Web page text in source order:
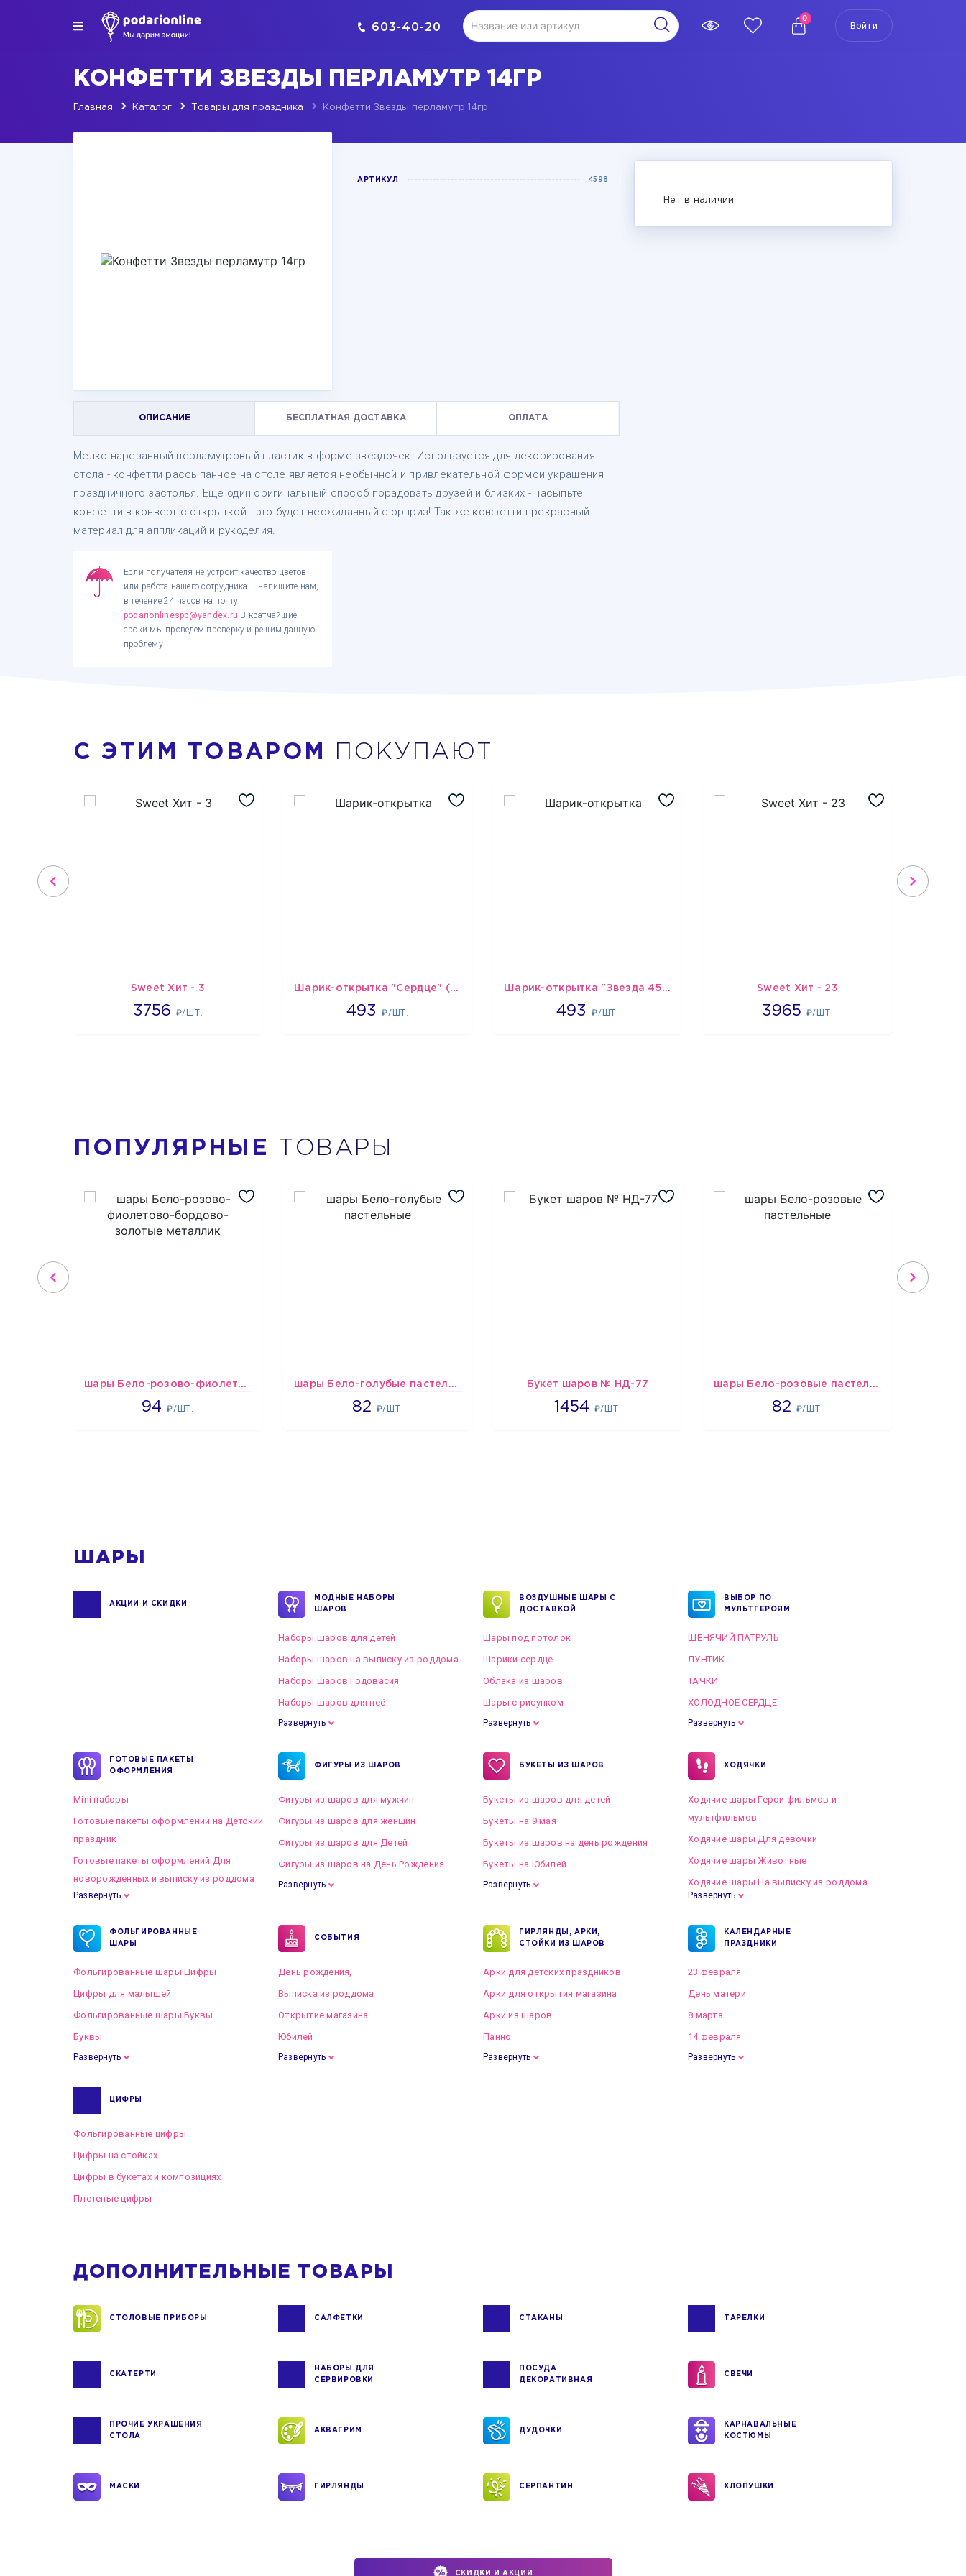
603-40-20
0
Войти
КОНФЕТТИ ЗВЕЗДЫ ПЕРЛАМУТР 14ГР
Главная Каталог Товары для праздника Конфетти Звезды перламутр 14гр
АРТИКУЛ 4598
ОПИСАНИЕ БЕСПЛАТНАЯ ДОСТАВКА ОПЛАТА
Мелко нарезанный перламутровый пластик в форме звездочек. Используется для декорирования
стола - конфетти рассыпанное на столе является необычной и привлекательной формой украшения
праздничного застолья. Еще один оригинальный способ порадовать друзей и близких - насыпьте
конфетти в конверт с открыткой - это будет неожиданный сюрприз! Так же конфетти прекрасный
материал для аппликаций и рукоделия.
Если получателя не устроит качество цветов
или работа нашего сотрудника – напишите нам,
в течение 24 часов на почту:
podarionlinespb@yandex.ru.В кратчайшие
сроки мы проведем проверку и решим данную
проблему
Нет в наличии
С ЭТИМ ТОВАРОМ ПОКУПАЮТ
Sweet Хит - 3
3756 ₽/ШТ.
3756 Шарик-открытка "Сердце" (45 см) - 2
493₽/ШТ.
493 Шарик-открытка "Звезда 45 см" №1
493₽/ШТ.
493 Sweet Хит - 23
3965 ₽/ШТ.
3965
ПОПУЛЯРНЫЕ ТОВАРЫ
шары Бело-розово-фиолетово-бордово-золотые металлик
94₽/ШТ.
1697 шары Бело-голубые пастельные
82 ₽/ШТ.
1637 Букет шаров № НД-77
1454 ₽/ШТ.
1454 шары Бело-розовые пастельные
82 ₽/ШТ.
1637
ШАРЫ
АКЦИИ И СКИДКИ
МОДНЫЕ НАБОРЫ
ШАРОВ
Наборы шаров для детей
Наборы шаров на выписку из роддома
Наборы шаров Годовасия
Наборы шаров для неё
Развернуть
ВОЗДУШНЫЕ ШАРЫ С
ДОСТАВКОЙ
Шары под потолок
Шарики сердце
Облака из шаров
Шары с рисунком
Развернуть
ВЫБОР ПО
МУЛЬТГЕРОЯМ
ЩЕНЯЧИЙ ПАТРУЛЬ
ЛУНТИК
ТАЧКИ
ХОЛОДНОЕ СЕРДЦЕ
Развернуть
ГОТОВЫЕ ПАКЕТЫ
ОФОРМЛЕНИЯ
Mini наборы
Готовые пакеты оформлений на Детский
праздник
Готовые пакеты оформлений Для
новорожденных и выписку из роддома
Готовые пакеты оформлений на Свадьбу
Развернуть
ФИГУРЫ ИЗ ШАРОВ
Фигуры из шаров для мужчин
Фигуры из шаров для женщин
Фигуры из шаров для Детей
Фигуры из шаров на День Рождения
Развернуть
БУКЕТЫ ИЗ ШАРОВ
Букеты из шаров для детей
Букеты на 9 мая
Букеты из шаров на день рождения
Букеты на Юбилей
Развернуть
ХОДЯЧКИ
Ходячие шары Герои фильмов и
мультфильмов
Ходячие шары Для девочки
Ходячие шары Животные
Ходячие шары На выписку из роддома
Развернуть
ФОЛЬГИРОВАННЫЕ
ШАРЫ
Фольгированные шары Цифры
Цифры для малышей
Фольгированные шары Буквы
Буквы
Развернуть
СОБЫТИЯ
День рождения,
Выписка из роддома
Открытие магазина
Юбилей
Развернуть
ГИРЛЯНДЫ, АРКИ,
СТОЙКИ ИЗ ШАРОВ
Арки для детских праздников
Арки для открытия магазина
Арки из шаров
Панно
Развернуть
КАЛЕНДАРНЫЕ
ПРАЗДНИКИ
23 февраля
День матери
8 марта
14 февраля
Развернуть
ЦИФРЫ
Фольгированные цифры
Цифры на стойках
Цифры в букетах и композициях
Плетеные цифры
ДОПОЛНИТЕЛЬНЫЕ ТОВАРЫ
СТОЛОВЫЕ ПРИБОРЫ САЛФЕТКИ СТАКАНЫ ТАРЕЛКИ
СКАТЕРТИ
НАБОРЫ ДЛЯ
СЕРВИРОВКИ
ПОСУДА
ДЕКОРАТИВНАЯ
СВЕЧИ
ПРОЧИЕ УКРАШЕНИЯ
СТОЛА
АКВАГРИМ ДУДОЧКИ
КАРНАВАЛЬНЫЕ
КОСТЮМЫ
МАСКИ ГИРЛЯНДЫ СЕРПАНТИН ХЛОПУШКИ
СКИДКИ И АКЦИИ